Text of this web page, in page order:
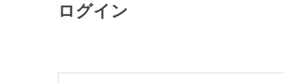
ログイン